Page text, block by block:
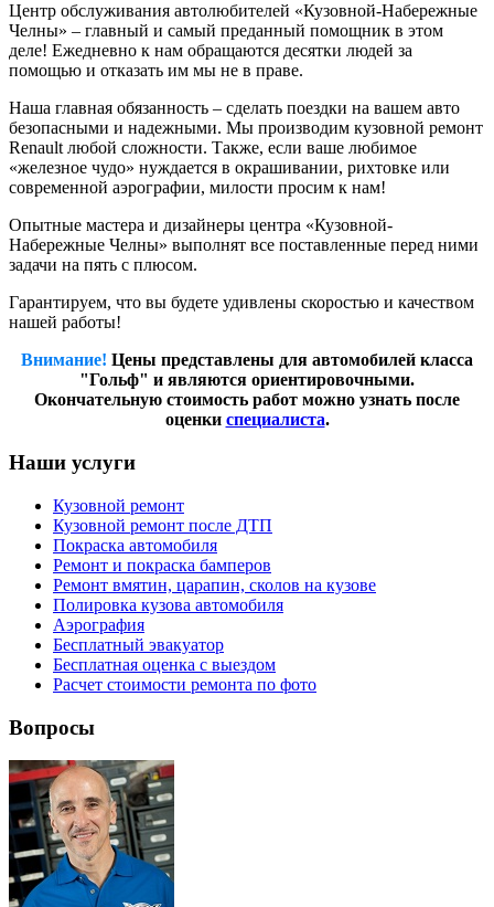
Центр обслуживания автолюбителей «Кузовной-Набережные
Челны» – главный и самый преданный помощник в этом
деле! Ежедневно к нам обращаются десятки людей за
помощью и отказать им мы не в праве.
Наша главная обязанность – сделать поездки на вашем авто
безопасными и надежными. Мы производим кузовной ремонт
Renault любой сложности. Также, если ваше любимое
«железное чудо» нуждается в окрашивании, рихтовке или
современной аэрографии, милости просим к нам!
Опытные мастера и дизайнеры центра «Кузовной-
Набережные Челны» выполнят все поставленные перед ними
задачи на пять с плюсом.
Гарантируем, что вы будете удивлены скоростью и качеством
нашей работы!
Внимание! Цены представлены для автомобилей класса
"Гольф" и являются ориентировочными.
Окончательную стоимость работ можно узнать после
оценки специалиста.
Наши услуги
Кузовной ремонт
Кузовной ремонт после ДТП
Покраска автомобиля
Ремонт и покраска бамперов
Ремонт вмятин, царапин, сколов на кузове
Полировка кузова автомобиля
Аэрография
Бесплатный эвакуатор
Бесплатная оценка с выездом
Расчет стоимости ремонта по фото
Вопросы